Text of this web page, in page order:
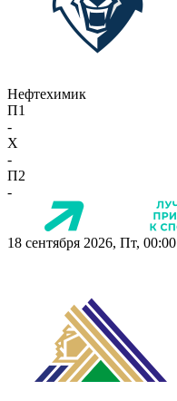
Нефтехимик
П1
-
X
-
П2
-
18 сентября 2026, Пт, 00:00